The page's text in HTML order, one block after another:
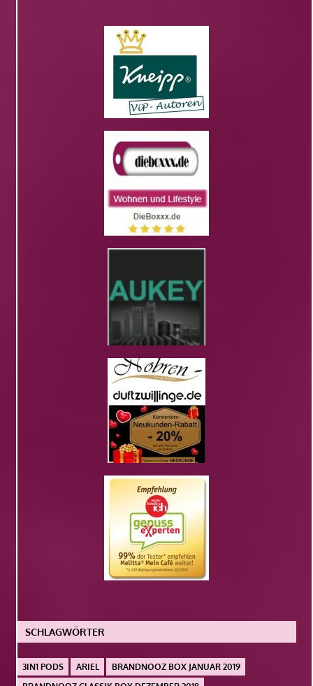
SCHLAGWÖRTER
3IN1 PODS ARIEL
BRANDNOOZ BOX JANUAR 2019